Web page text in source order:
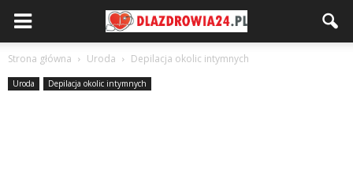
Strona główna Uroda Depilacja okolic intymnych
Uroda Depilacja okolic intymnych